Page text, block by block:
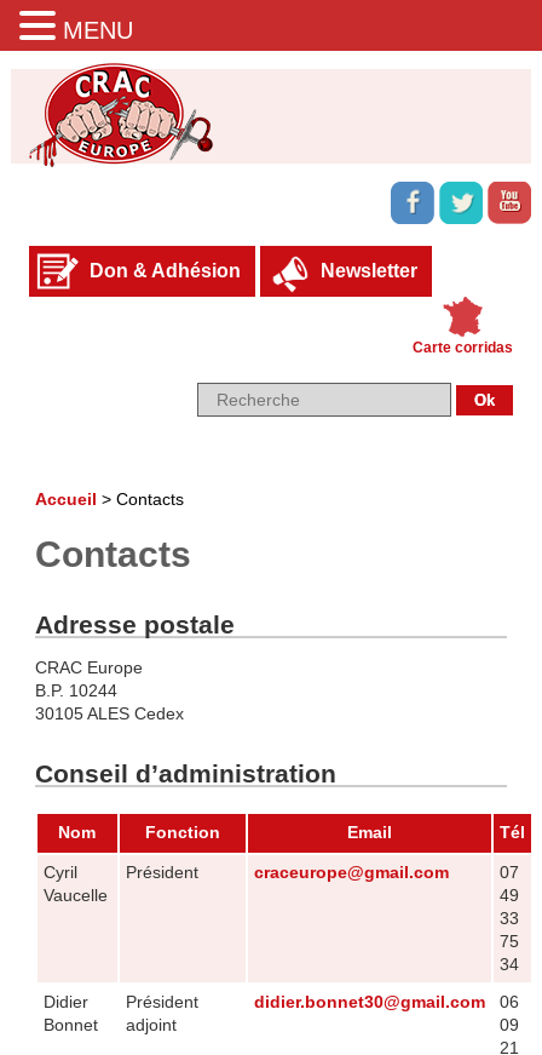
Don & Adhésion Newsletter
Carte corridas
Accueil > Contacts
Contacts
Adresse postale
CRAC Europe
B.P. 10244
30105 ALES Cedex
Conseil d’administration
Nom Fonction Email Tél
Cyril
Vaucelle
Président craceurope@gmail.com
07
49
33
75
34
Didier
Bonnet
Président
adjoint
didier.bonnet30@gmail.com
06
09
21
MENU